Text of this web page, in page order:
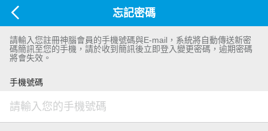
忘記密碼
請輸入您註冊神腦會員的手機號碼與E-mail，系統將自動傳送新密
碼簡訊至您的手機，請於收到簡訊後立即登入變更密碼，逾期密碼
將會失效。
手機號碼